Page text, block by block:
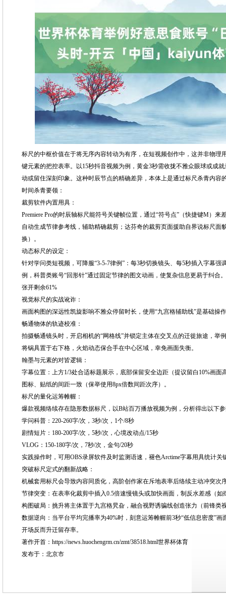
标尺的中枢价值在于将无序内容转动为有序，在短视频创作中，这并非物理
键元素的把控表率。以15秒抖音视频为例，黄金3秒需收拢不雅众眼球或成
动或留住深刻印象。这种时辰节点的精确差异，本体上是通过标尺杀青内容
时间杀青要领：
裁剪软件内置用具：
Premiere Pro的时辰轴标尺能符号关键帧位置，通过“符号点”（快捷键M）来
自动生成节律参考线，辅助精确裁剪；达芬奇的裁剪页面援助自界说标尺面
换）。
动态标尺的设定：
针对学问类短视频，可降服“3-5-7律例”：每3秒切换镜头、每5秒插入字幕
例，科普类账号“回形针”通过固定节律的图文动画，使复杂信息更易于纠合。
张开剩余61%
视觉标尺的实战讹诈：
画面构图的深远性凯旋影响不雅众停留时长，使用“九宫格辅助线”是基础操
畅通物体的轨迹校准：
拍摄畅通镜头时，开启相机的“网格线”并锁定主体在交叉点的迁徙旅途，举
将锅具置于右下格，火焰动态保合手在中心区域，幸免画面失衡。
翰墨与元素的对皆逻辑：
字幕位置：上方1/3处合适标题展示，底部保留安全边距（提议留白10%画面
图标、贴纸的间距一致（保举使用8px倍数间距次序）。
标尺的量化运筹帷幄：
爆款视频络续存在隐形数据标尺，以B站百万播放视频为例，分析得出以下
学问科普：220-260字/次，3秒/次，1个/8秒
剧情短片：180-200字/次，5秒/次，心境改动点/15秒
VLOG：150-180字/次，7秒/次，金句/20秒
实践操作时，可用OBS录屏软件及时监测语速，褪色Arctime字幕用具统计关
突破标尺定式的翻新战略：
机械套用标尺会导致内容同质化，高阶创作家在斥地表率后络续主动冲突次
节律突变：在表率化裁剪中插入0.5倍速慢镜头或加快画面，制反水差感（如
构图破局：挑升将主体置于九宫格旯旮，融合视野诱骗线创造张力（前锋类
数据逆向：当平台平均完播率为40%时，刻意运筹帷幄前3秒“低信息密度”
开场反而升迁留存率。
著作开首：https://news.huochengrm.cn/zmt/38518.html世界杯体育
发布于：北京市